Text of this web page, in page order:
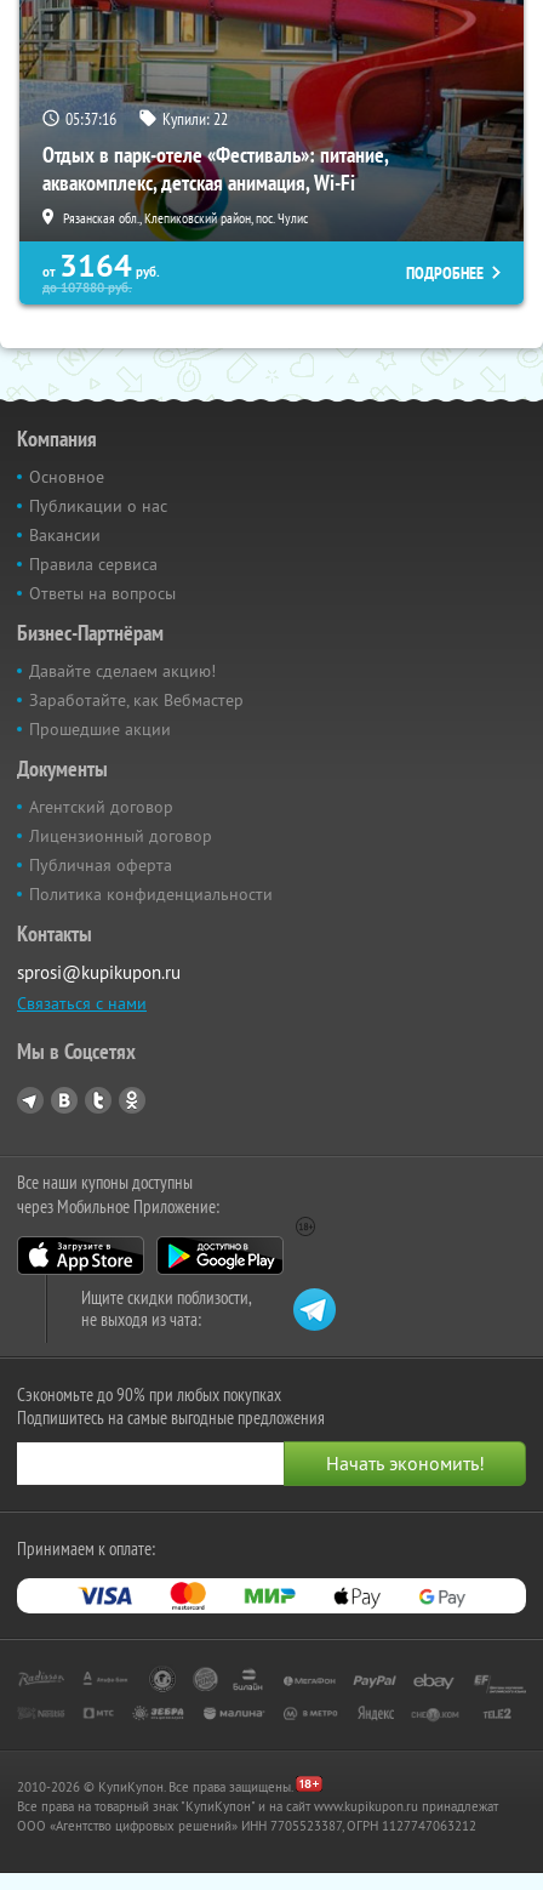
05:37:15 Купили:22
Отдых в парк-отеле «Фестиваль»: питание,
аквакомплекс, детская анимация, Wi-Fi
Рязанская обл., Клепиковский район, пос. Чулис
от 3164 руб.
до107880руб.
ПОДРОБНЕЕ
Компания
Основное
Публикации о нас
Вакансии
Правила сервиса
Ответы на вопросы
Бизнес-Партнёрам
Давайте сделаем акцию!
Заработайте, как Вебмастер
Прошедшие акции
Документы
Агентский договор
Лицензионный договор
Публичная оферта
Политика конфиденциальности
Контакты
sprosi@kupikupon.ru
Связаться с нами
Мы в Соцсетях
Все наши купоны доступны
через Мобильное Приложение:
Ищите скидки поблизости,
не выходя из чата:
Сэкономьте до 90% при любых покупках
Подпишитесь на самые выгодные предложения
Принимаем к оплате:
2010-2026 © КупиКупон. Все права защищены.
Все права на товарный знак "КупиКупон" и на сайт www.kupikupon.ru принадлежат
OOO «Агентство цифровых решений» ИНН 7705523387, ОГРН 1127747063212